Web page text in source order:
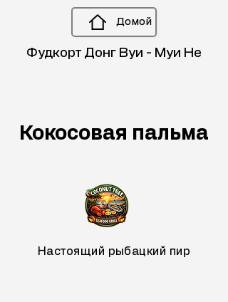
Фудкорт Донг Вуи - Муи Не
Домой
Кокосовая пальма
Настоящий рыбацкий пир